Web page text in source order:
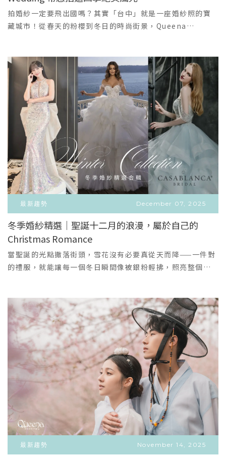
與身形完美發揮妳的優勢專屬包廂一對一：在獨立私密空間
內，由專人服務，兩小時內挑到滿意為止本月預約諮詢｜每
惠：國際鑽戒：I-Primo、Diamond F人氣精緻喜餅：花神
喜餅、山木島、四月南風、金格喜餅手工婚鞋與精品：
Resarah、上品寢具👇 尋找妳的專屬婚禮風格，立即填表預
約諮詢 👇( 填寫後將有專門助理與您聯繫，為您安排專屬一對
一諮詢時段 )
了。」Love, but make it real.如果你想要的不是制式浪漫
而是一組像人生一樣的婚紗照那麼，昆娜的鏡頭，會很懂
＋
拍婚紗一定要飛出國嗎？其實「台中」就是一座婚紗照的寶
藏城市！從春天的粉櫻到冬日的時尚街景，Queena
花海與生機勃勃春天，是萬物復甦、綠意盎然的季節，最適
合清新、甜美、有生命力的風格。景點推薦季節特色適合風
格與禮服搭配櫻花鳥森林/櫻花景點 (2-3月)浪漫粉色花海日
系、甜美、浪漫。大雅麥田 (2-3月)一片金黃或翠綠，充滿生
命力自然、鄉村、清新。國美館周邊/台中植物園春天新綠，
光線柔和清新自然、生活感。東海大學 (路思義教堂)廣闊校
園，歐式建築氣質、校園清新、簡約優雅。👗 禮服建議： 選
擇輕盈的白紗、粉色或淡彩色禮服，材質以薄紗、蕾絲或輕
緞為主，搭配簡單的頭飾或花冠。☀️ 夏日熱戀：蔚藍天空與
綠色秘境夏季陽光熱情飽滿，適合上山下海，捕捉熱情奔放
的畫面。景點推薦季節特色適合風格與禮服搭配高美濕地壯
闊夕陽、海天一線 (需注意潮汐)磅礴、唯美、大氣。都會公
園/中央公園/黑森林茂密樹林、廣闊草地森系、清新、避暑。
光復/審計/范特喜文創聚落老屋磚牆，文創氣息復古、文青街
拍、生活感。👗 禮服建議： 剪裁俐落的魚尾裙或飄逸感雪紡
白紗適合海邊；森林系可選線條簡約、不拖地的輕婚紗。🍁
秋日詩意：大地色調與歐式古堡秋高氣爽，光線變得柔和，
意、暖色調。新社莊園古堡紅磚古堡與歐式庭園歐式宮廷、
古典、唯美。外埔忘憂谷金黃稻田或休耕後遼闊的景觀大
地、療癒、遼闊感。👗 禮服建議： 適合選擇深色、酒紅、墨
綠或海軍藍等飽和色系禮服；古堡前白紗可搭配長頭紗，營
造古典唯美感。❄️ 冬日暖陽：古典莊重與時尚都會冬日陽光
溫暖不刺眼，最適合拍攝有氣質、莊重或時尚氛圍的場景。
景點推薦季節特色適合風格與禮服搭配台中孔廟/霧峰林家花
園冬日暖陽，古蹟莊重中式、古典、莊嚴。七期街道/國家歌
劇院現代感、時尚氣場時尚、都會、歐風氣勢。泰安車站日
式木造車站，懷舊氛圍日系、清新、懷舊復古。👗 禮服建
議： 選擇緞面、卡肩或長袖的簡約白紗，突顯氣質；晚禮服
可選黑色、白色或剪裁大方的設計款，營造時尚感。💡
Queena Wedding 貼心提醒季節限定景點： 櫻花、麥田、
VIEW MORE
最新趨勢 December 07, 2025
冬季婚紗精選｜聖誕十二月的浪漫，屬於自己的
Christmas Romance
當聖誕的光點撒落街頭，雪花沒有必要真從天而降——一件對
的禮服，就能讓每一個冬日瞬間像被銀粉輕拂，照亮整個回
微光的緊身亮片魚尾。在節慶、教堂、或雪景旁的外景拍攝
中，完整你最想被記住的那一幕。貼心附上細節說明與搭配
建議——穿上它，來一場屬於冬天婚禮的聚光時刻。一、
DOVITA－雪之華·土耳其分層夢幻白紗蓬裙（大場地／豪華
進場首選 ）亮點與細節：多層次硬紗與鬆褶網紗交疊，形成
奢華蓬度與俐落輪廓；走動時裙擺呈現連綿的層次波紋，像
雪地上柔和的軌跡。腰身以手工雕花與細緻縴帶收腰，視覺
拉長下半身，打造皇室般的進場氣勢。特選微閃紗面料，在
燈光下產生柔和星塵效果，不需大量珠寶也能自然發光。適
合場景與攝影建議：教堂進場、宮殿式外景、冬日大階梯；
建議以俯拍與廣角鏡頭呈現裙擺的流動感。造型建議：皇冠
式髮飾加上首爾水晶頭紗，配以簡單的銀色耳飾，營造聖誕
夜的星點光芒二、霧藍詩篇·莫蘭迪藍層次蓬裙（冬季森林
最新趨勢 November 14, 2025